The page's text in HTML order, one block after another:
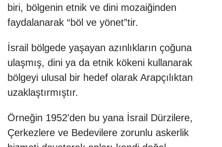
biri, bölgenin etnik ve dini mozaiğinden
faydalanarak “böl ve yönet”tir.
İsrail bölgede yaşayan azınlıkların çoğuna
ulaşmış, dini ya da etnik kökeni kullanarak
bölgeyi ulusal bir hedef olarak Arapçılıktan
uzaklaştırmıştır.
Örneğin 1952'den bu yana İsrail Dürzilere,
Çerkezlere ve Bedevilere zorunlu askerlik